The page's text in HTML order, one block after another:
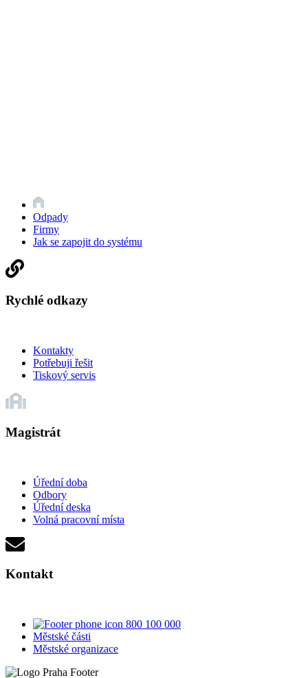
Odpady
Firmy
Jak se zapojit do systému
Rychlé odkazy
Kontakty
Potřebuji řešit
Tiskový servis
Magistrát
Úřední doba
Odbory
Úřední deska
Volná pracovní místa
Kontakt
800 100 000
Městské části
Městské organizace